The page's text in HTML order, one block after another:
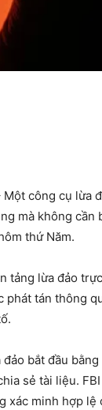
Một công cụ
mà không cần
thứ Năm.
tảng lừa đảo
phát tán thông
bắt đầu
sẻ tài liệu.
xác minh hợp lệ